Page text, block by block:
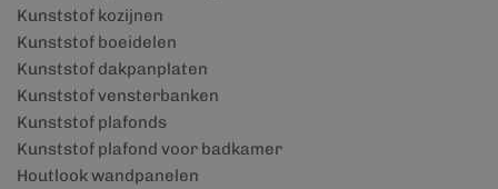
Kunststof kozijnen
Kunststof boeidelen
Kunststof dakpanplaten
Kunststof vensterbanken
Kunststof plafonds
Kunststof plafond voor badkamer
Houtlook wandpanelen